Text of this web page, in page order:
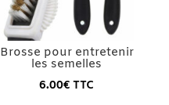
Brosse pour entretenir
les semelles
6.00€ TTC